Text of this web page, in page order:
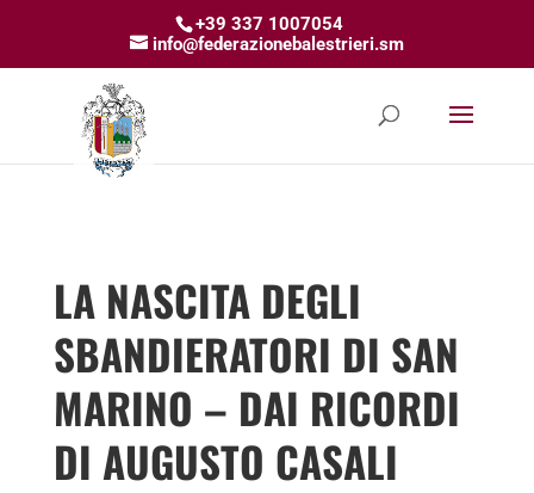
+39 337 1007054
info@federazionebalestrieri.sm
LA NASCITA DEGLI
SBANDIERATORI DI SAN
MARINO – DAI RICORDI
DI AUGUSTO CASALI